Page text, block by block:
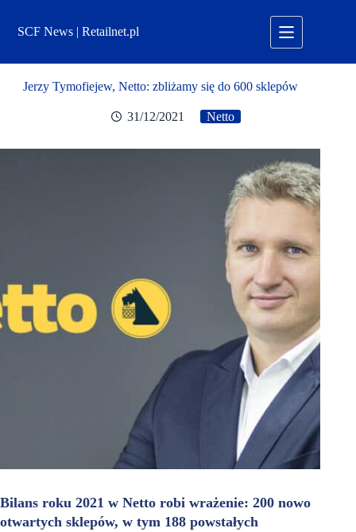
treściSCF News | Retailnet.pl
Jerzy Tymofiejew, Netto: zbliżamy się do 600 sklepów
31/12/2021 Netto
Bilans roku 2021 w Netto robi wrażenie: 200 nowo
otwartych sklepów, w tym 188 powstałych